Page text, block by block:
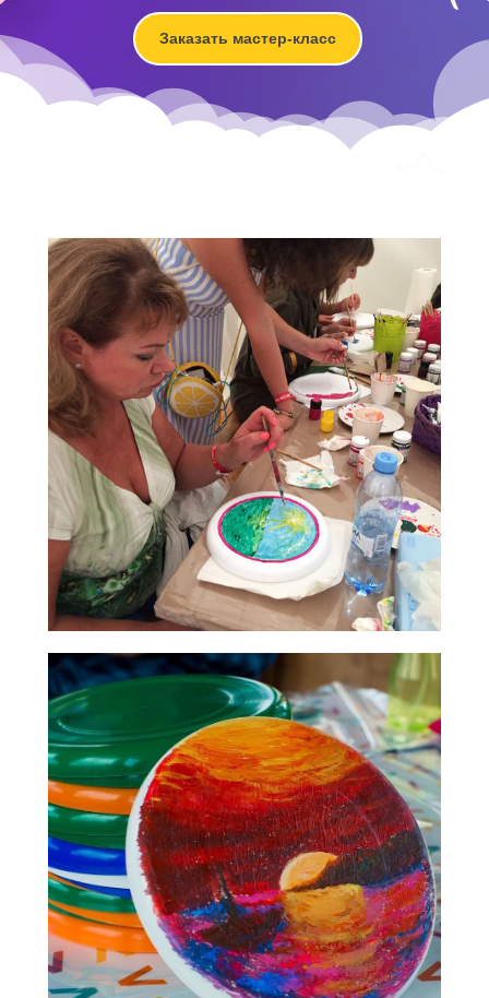
Заказать оригинальный научный
квест можно домой, в кафе, в
парк, на дачу.
Заказать мастер-класс